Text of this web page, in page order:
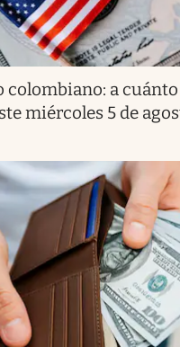
colombiano: a
miércoles 5 de